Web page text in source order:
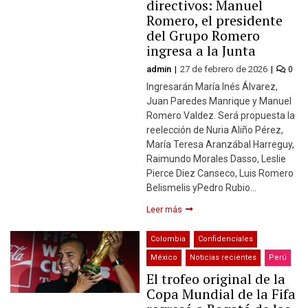
directivos: Manuel
Romero, el presidente
del Grupo Romero
ingresa a la Junta
admin 27 de febrero de 2026 0
Ingresarán María Inés Álvarez,
Juan Paredes Manrique y Manuel
Romero Valdez. Será propuesta la
reelección de Nuria Aliño Pérez,
María Teresa Aranzábal Harreguy,
Raimundo Morales Dasso, Leslie
Pierce Diez Canseco, Luis Romero
Belismelis yPedro Rubio…
Leer más
Colombia Confidenciales
México Noticias recientes Perú
El trofeo original de la
Copa Mundial de la Fifa